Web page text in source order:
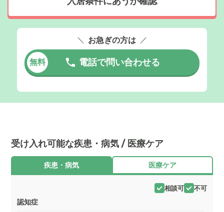
お急ぎの方は
無料 電話で問い合わせる
受け入れ可能な疾患・病気 / 医療ケア
疾患・病気 医療ケア
相談可 不可
認知症